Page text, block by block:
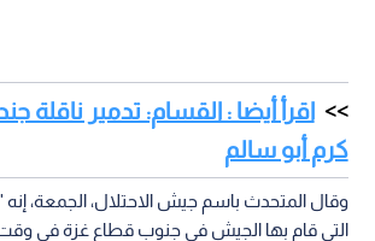
اقرأ أيضا : القسام: تدمير ناقلة
كرم أبو سالم
وقال المتحدث باسم جيش الاحتلال، الجمعة، إنه
التي قام بها الجيش في جنوب قطاع غزة في